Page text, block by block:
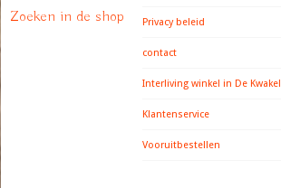
Zoeken in de shop Privacy beleid
contact
Interliving winkel in De Kwakel
Klantenservice
Vooruitbestellen